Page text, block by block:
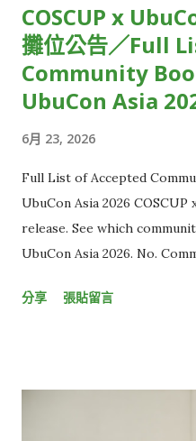
年，只有你還停留在前一年。
僅有延遲短短幾秒鐘，但在體
「失之毫釐，差之千里」來形
為什麼你的世界總是比別人慢
後，直到觀眾端螢幕出現畫面
播約延遲 5 到 10 秒，而
OTT 平台，延遲大多介於 15
秒的「超低延遲」（Ultra
離，這也讓現有直播內容的互
所需流程多到難以想像。
COSCUP x
攤位公告／Full
Community
UbuCon Asia
6月 23, 2026
Full List of Accepted
UbuCon Asia 2026
release. See which
UbuCon Asia 2026. No.
HackMD 03 Cloud Native
分享 張貼留言